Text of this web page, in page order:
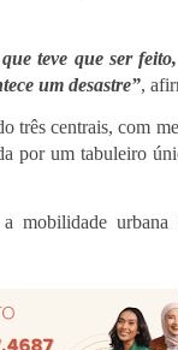
teve que ser
um desastre”,
três centrais, com
por um tabuleiro
mobilidade urbana